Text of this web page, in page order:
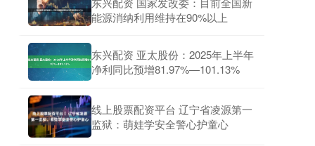
能源消纳利用维持在90%以上
东兴配资 亚太股份：2025年上半年
净利同比预增81.97%—101.13%
线上股票配资平台 ​辽宁省凌源第一
监狱：萌娃学安全警心护童心